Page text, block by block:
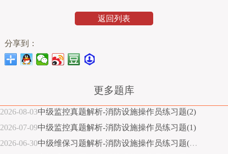
返回列表
分享到：
更多题库
2026-08-03中级监控真题解析-消防设施操作员练习题(2)
2026-07-09中级监控真题解析-消防设施操作员练习题(1)
2026-06-30中级维保习题解析-消防设施操作员练习题(30)